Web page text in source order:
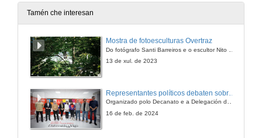
19 de maio de 2010
Presentacion
Ponencia
Tamén che interesan
Mostra de fotoesculturas Overtraz
13 de xul. de 2023
Organizado polo Decanato e a Delegación de Alumnado de Dirección e Xestión Pública e coa participación de candidatos de PP, BNG, PSOE, Sumar e Podemos
16 de feb. de 2024